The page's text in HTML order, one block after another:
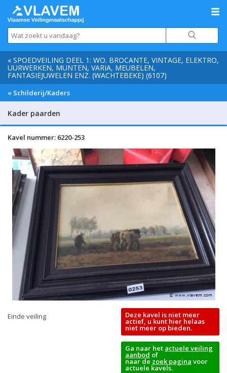
« SPOEDVEILING DEEL 1: WO. BROCANTE, VINTAGE, ELEKTRO,
UURWERKEN, MUNTEN, VARIA, MEUBELEN,
FANTASIEJUWELEN ENZ. (WACHTEBEKE) (6107)
« Schilderij/Kaders
Kader paarden
Kavel nummer: 6220-253
Einde veiling Deze kavel is niet meer
actief, u kunt hier helaas
niet meer op bieden.
Ga naar het actuele veiling
aanbod of
naar de zoek pagina voor
actuele kavels.